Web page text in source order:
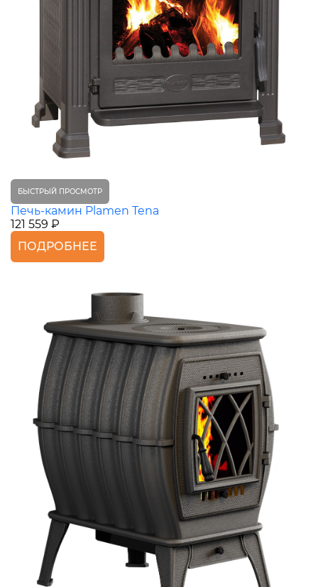
БЫСТРЫЙ ПРОСМОТР
Печь-камин Plamen Tena
121 559 ₽
ПОДРОБНЕЕ